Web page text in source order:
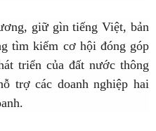
giữ gìn tiếng Việt, bản
tìm kiếm cơ hội đóng góp
triển của đất nước thông
trợ các doanh nghiệp hai